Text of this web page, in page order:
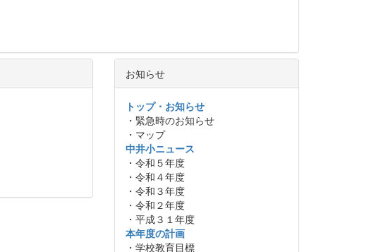
お知らせ
トップ・お知らせ
・緊急時のお知らせ
・マップ
中井小ニュース
・令和５年度
・令和４年度
・令和３年度
・令和２年度
・平成３１年度
本年度の計画
・学校教育目標